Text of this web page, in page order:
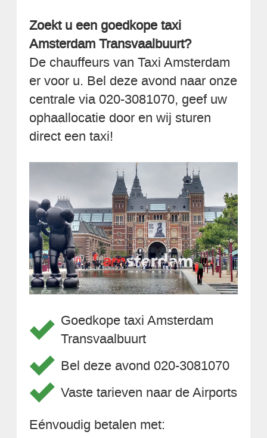
Zoekt u een goedkope taxi
Amsterdam Transvaalbuurt?
De chauffeurs van Taxi Amsterdam
er voor u. Bel deze avond naar onze
centrale via 020-3081070, geef uw
ophaallocatie door en wij sturen
direct een taxi!
Goedkope taxi Amsterdam
Transvaalbuurt
Bel deze avond 020-3081070
Vaste tarieven naar de Airports
Eénvoudig betalen met: